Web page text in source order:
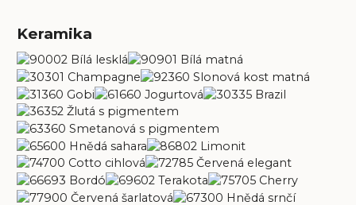
Keramika